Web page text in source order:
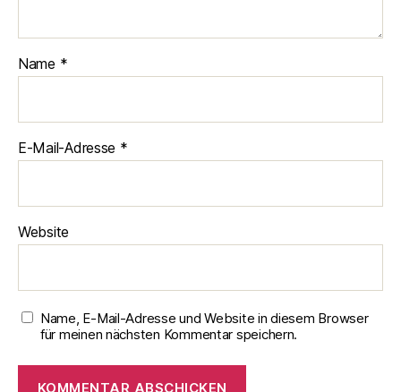
Name *
E-Mail-Adresse *
Website
Name, E-Mail-Adresse und Website in diesem Browser
für meinen nächsten Kommentar speichern.